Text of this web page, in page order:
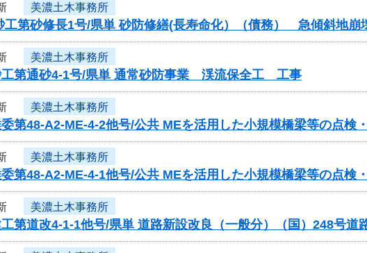
美濃土木事務所
工第砂修長1号/県単 砂防修繕(長寿命化）（債務） 急傾斜地崩
美濃土木事務所
工第通砂4-1号/県単 通常砂防事業 渓流保全工 工事
美濃土木事務所
委第48-A2-ME-4-2他号/公共 MEを活用した小規模橋梁等の点検
美濃土木事務所
委第48-A2-ME-4-1他号/公共 MEを活用した小規模橋梁等の点検
美濃土木事務所
工第道改4-1-1他号/県単 道路新設改良（一般分）（国）248号道